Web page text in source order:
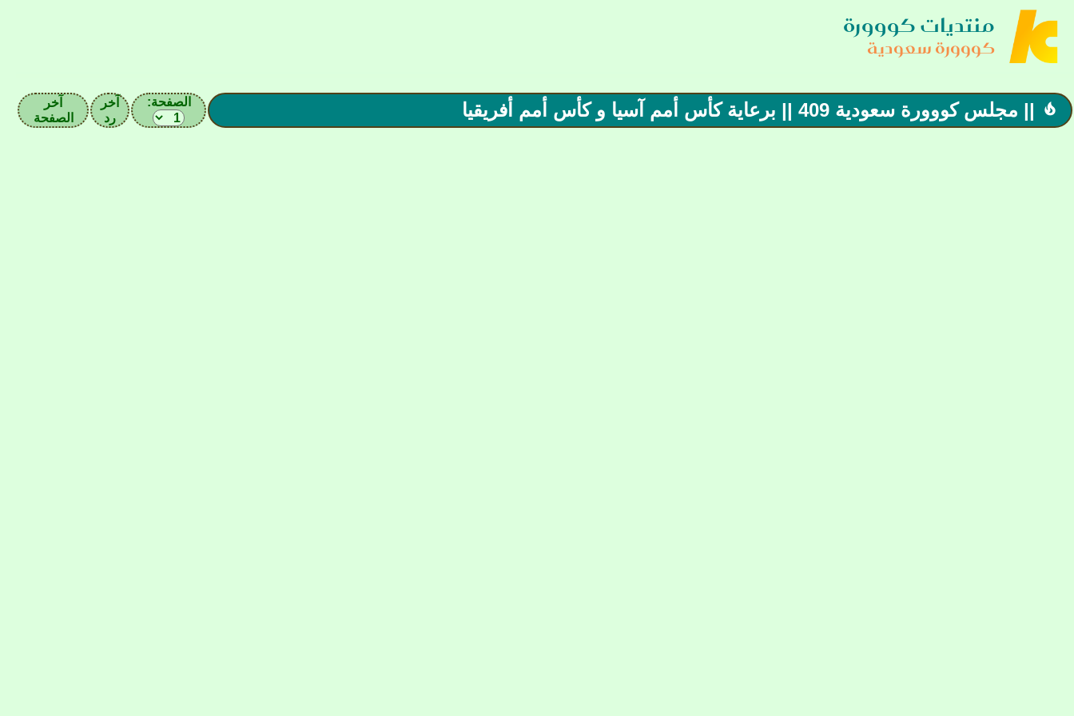
منتديات كووورة
كووورة سعودية
 || مجلس كووورة سعودية 409 || برعاية كأس أمم آسيا و كأس أمم أفريقيا الصفحة:
آخر
رد
آخر
الصفحة